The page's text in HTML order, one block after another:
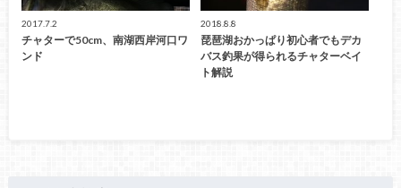
2017.7.2
チャターで50cm、南湖西岸河口ワ
ンド
2018.8.8
琵琶湖おかっぱり初心者でもデカ
バス釣果が得られるチャターベイ
ト解説